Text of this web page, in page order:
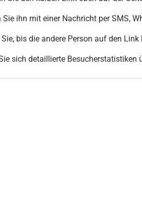
Sie ihn mit einer Nachricht per SMS,
bis die andere Person auf den Link
sich detaillierte Besucherstatistiken